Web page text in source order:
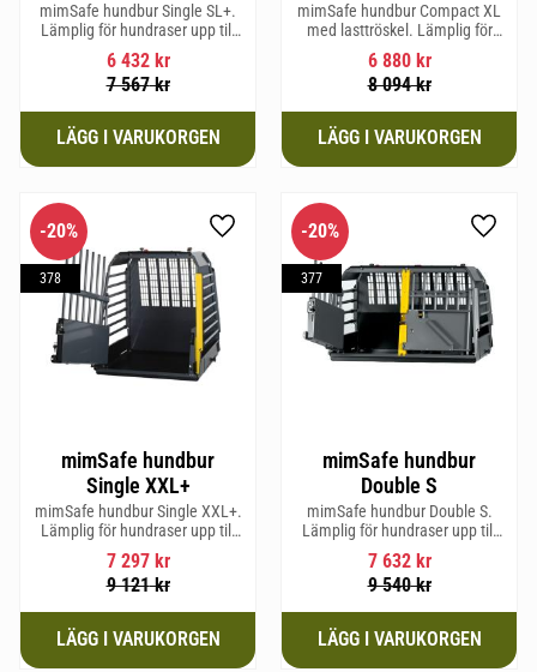
mimSafe hundbur Single SL+.
Lämplig för hundraser upp till
62 cm i mankhöjd.
6 432kr
7 567kr
mimSafe hundbur Compact XL
med lasttröskel. Lämplig för
hundraser upp till 58 cm i
mankhöjd.
6 880kr
8 094kr
mimSafe hundbur
Single XXL+
mimSafe hundbur Single XXL+.
Lämplig för hundraser upp till
71 cm i mankhöjd.
7 297kr
9 121kr
20%
378
Lägg till i favoriter
mimSafe hundbur
Double S
mimSafe hundbur Double S.
Lämplig för hundraser upp till
52 cm i mankhöjd.
7 632kr
9 540kr
20%
377
Lägg